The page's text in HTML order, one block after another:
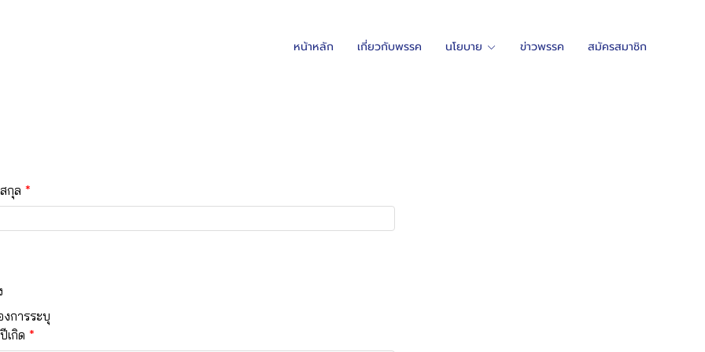
หน้าหลัก เกี่ยวกับพรรค นโยบาย ข่าวพรรค สมัครสมาชิก
กุล
งการระบุ
เกิด